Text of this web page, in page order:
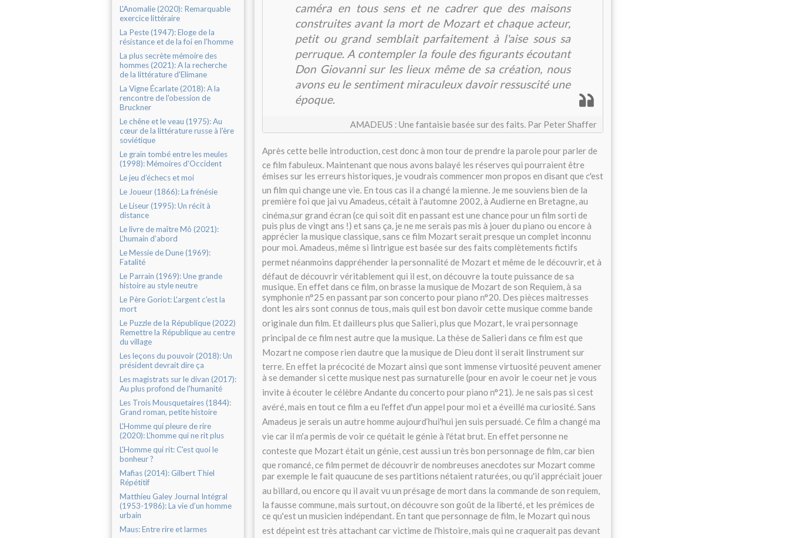
L'Anomalie (2020): Remarquable
exercice littéraire
La Peste (1947): Eloge de la
résistance et de la foi en l'homme
La plus secrète mémoire des
hommes (2021): A la recherche
de la littérature d'Elimane
La Vigne Écarlate (2018): A la
rencontre de l'obession de
Bruckner
Le chêne et le veau (1975): Au
cœur de la littérature russe à l'ère
soviétique
Le grain tombé entre les meules
(1998): Mémoires d'Occident
Le jeu d’échecs et moi
Le Joueur (1866): La frénésie
Le Liseur (1995): Un récit à
distance
Le livre de maître Mô (2021):
L’humain d’abord
Le Messie de Dune (1969):
Fatalité
Le Parrain (1969): Une grande
histoire au style neutre
Le Père Goriot: L'argent c'est la
mort
Le Puzzle de la République (2022)
Remettre la République au centre
du village
Les leçons du pouvoir (2018): Un
président devrait dire ça
Les magistrats sur le divan (2017):
Au plus profond de l'humanité
Les Trois Mousquetaires (1844):
Grand roman, petite histoire
L'Homme qui pleure de rire
(2020): L’homme qui ne rit plus
L'Homme qui rit: C'est quoi le
bonheur ?
Mafias (2014): Gilbert Thiel
Répétitif
Matthieu Galey Journal Intégral
(1953-1986): La vie d’un homme
urbain
Maus: Entre rire et larmes
caméra en tous sens et ne cadrer que des maisons
construites avant la mort de Mozart et chaque acteur,
petit ou grand semblait parfaitement à l'aise sous sa
perruque. A contempler la foule des figurants écoutant
Don Giovanni sur les lieux même de sa création, nous
avons eu le sentiment miraculeux davoir ressuscité une
époque.
AMADEUS : Une fantaisie basée sur des faits. Par Peter Shaffer
Après cette belle introduction, cest donc à mon tour de prendre la parole pour parler de
ce film fabuleux. Maintenant que nous avons balayé les réserves qui pourraient être
émises sur les erreurs historiques, je voudrais commencer mon propos en disant que c'est
un film qui change une vie. En tous cas il a changé la mienne. Je me souviens bien de la
première foi que jai vu Amadeus, cétait à l'automne 2002, à Audierne en Bretagne, au
cinéma,sur grand écran (ce qui soit dit en passant est une chance pour un film sorti de
puis plus de vingt ans !) et sans ça, je ne me serais pas mis à jouer du piano ou encore à
apprécier la musique classique, sans ce film Mozart serait presque un complet inconnu
pour moi. Amadeus, même si lintrigue est basée sur des faits complètements fictifs
permet néanmoins dappréhender la personnalité de Mozart et même de le découvrir, et à
défaut de découvrir véritablement qui il est, on découvre la toute puissance de sa
musique. En effet dans ce film, on brasse la musique de Mozart de son Requiem, à sa
symphonie n°25 en passant par son concerto pour piano n°20. Des pièces maitresses
dont les airs sont connus de tous, mais quil est bon davoir cette musique comme bande
originale dun film. Et dailleurs plus que Salieri, plus que Mozart, le vrai personnage
principal de ce film nest autre que la musique. La thèse de Salieri dans ce film est que
Mozart ne compose rien dautre que la musique de Dieu dont il serait linstrument sur
terre. En effet la précocité de Mozart ainsi que sont immense virtuosité peuvent amener
à se demander si cette musique nest pas surnaturelle (pour en avoir le coeur net je vous
invite à écouter le célèbre Andante du concerto pour piano n°21). Je ne sais pas si cest
avéré, mais en tout ce film a eu l'effet d'un appel pour moi et a éveillé ma curiosité. Sans
Amadeus je serais un autre homme aujourd’hui'hui jen suis persuadé. Ce film a changé ma
vie car il m'a permis de voir ce quétait le génie à l'état brut. En effet personne ne
conteste que Mozart était un génie, cest aussi un très bon personnage de film, car bien
que romancé, ce film permet de découvrir de nombreuses anecdotes sur Mozart comme
par exemple le fait quaucune de ses partitions nétaient raturées, ou qu'il appréciait jouer
au billard, ou encore qu il avait vu un présage de mort dans la commande de son requiem,
la fausse commune, mais surtout, on découvre son goût de la liberté, et les prémices de
ce qu'est un musicien indépendant. En tant que personnage de film, le Mozart qui nous
est dépeint est très attachant car victime de l'histoire, mais qui ne craquerait pas devant